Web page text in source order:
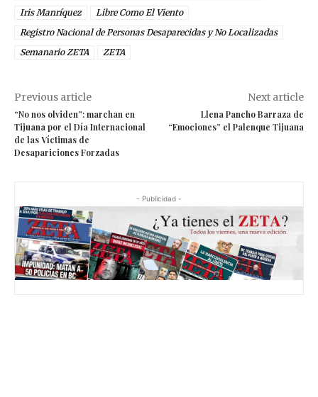
Iris Manríquez
Libre Como El Viento
Registro Nacional de Personas Desaparecidas y No Localizadas
Semanario ZETA
ZETA
Previous article
“No nos olviden”: marchan en
Tijuana por el Día Internacional
de las Víctimas de
Desapariciones Forzadas
Next article
Llena Pancho Barraza de
“Emociones” el Palenque Tijuana
- Publicidad -